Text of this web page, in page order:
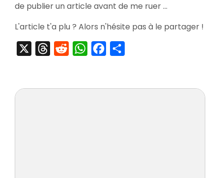
de publier un article avant de me ruer …
L'article t'a plu ? Alors n'hésite pas à le partager !
ThreadsRedditWhatsAppFacebook